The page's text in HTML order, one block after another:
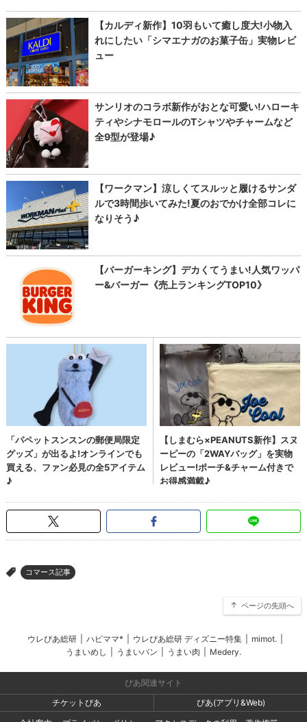
> コマース記事
ページの先頭へ
ウレぴあ総研 ハピママ* ウレぴあ総研 ディズニー特集 mimot.
うまいめし
うまいパン うまい肉 Medery.
ぴあ関連サイト
チケットぴあ
ぴあ(アプリ&Web)